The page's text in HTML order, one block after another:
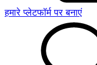
हमारे प्लेटफॉर्म पर बनाएं